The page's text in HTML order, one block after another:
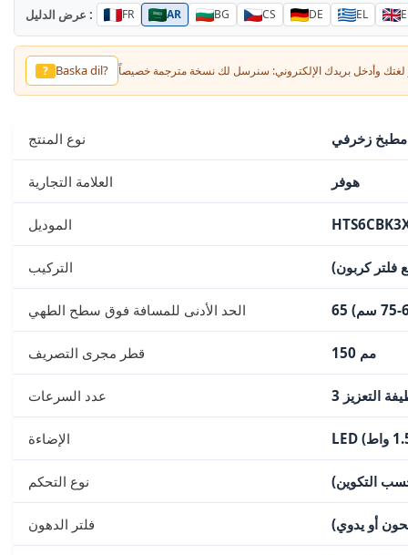
عرض الدليل : FR AR BG CS DE EL
? Baska dil?
نوع المنتج زخرفي
العلامة التجارية هوفر
الموديل
التركيب فلتر كربون)
الحد الأدنى للمسافة فوق سطح الطهي
قطر مجرى التصريف 150 مم
عدد السرعات التعزيز
الإضاءة
نوع التحكم التكوين)
فلتر الدهون أو يدوي)